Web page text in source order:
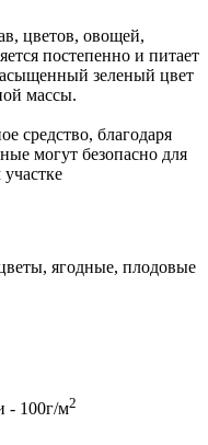
цветов, овощей,
постепенно и питает
зеленый цвет
массы.
средство, благодаря
могут безопасно для
ягодные, плодовые
- 100г/м2